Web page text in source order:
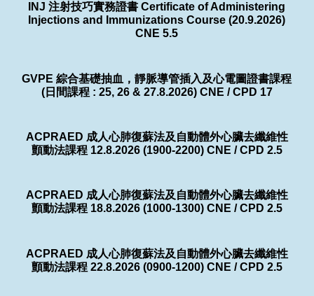
INJ 注射技巧實務證書 Certificate of Administering
Injections and Immunizations Course (20.9.2026)
CNE 5.5
GVPE 綜合基礎抽血，靜脈導管插入及心電圖證書課程
(日間課程 : 25, 26 & 27.8.2026) CNE / CPD 17
ACPRAED 成人心肺復蘇法及自動體外心臟去纖維性
顫動法課程 12.8.2026 (1900-2200) CNE / CPD 2.5
ACPRAED 成人心肺復蘇法及自動體外心臟去纖維性
顫動法課程 18.8.2026 (1000-1300) CNE / CPD 2.5
ACPRAED 成人心肺復蘇法及自動體外心臟去纖維性
顫動法課程 22.8.2026 (0900-1200) CNE / CPD 2.5